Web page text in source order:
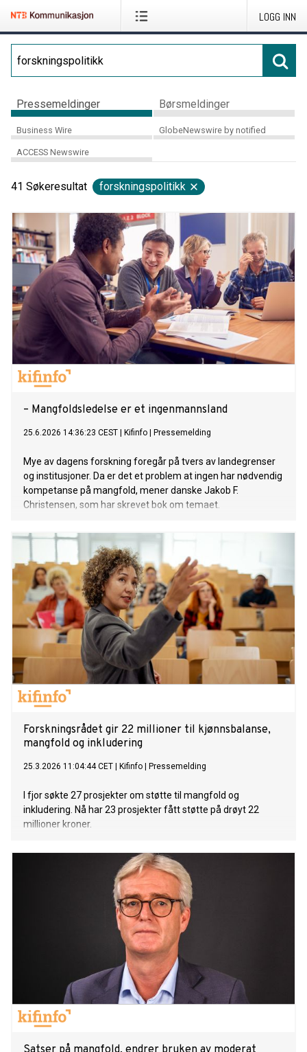
LOGG INN
Pressemeldinger Børsmeldinger
Business Wire GlobeNewswire by notified
ACCESS Newswire
41 Søkeresultat forskningspolitikk
– Mangfoldsledelse er et ingenmannsland
25.6.2026 14:36:23 CEST Kifinfo Pressemelding
Mye av dagens forskning foregår på tvers av landegrenser
og institusjoner. Da er det et problem at ingen har nødvendig
kompetanse på mangfold, mener danske Jakob F.
Christensen, som har skrevet bok om temaet.
Forskningsrådet gir 22 millioner til kjønnsbalanse,
mangfold og inkludering
25.3.2026 11:04:44 CET Kifinfo Pressemelding
I fjor søkte 27 prosjekter om støtte til mangfold og
inkludering. Nå har 23 prosjekter fått støtte på drøyt 22
millioner kroner.